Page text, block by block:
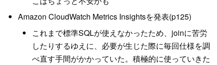
Amazon CloudWatch Metrics Insightsを発表(p125)
これまで標準SQLが使えなかったため、joinに苦労
したりするゆえに、必要が生じた際に毎回仕様を調
べ直す手間がかかっていた。積極的に使っていきた